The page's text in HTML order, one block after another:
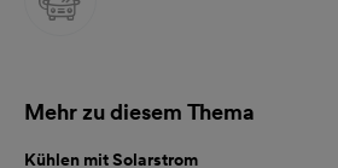
Mehr zu diesem Thema
Kühlen mit Solarstrom